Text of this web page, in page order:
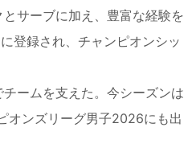
サーブに加え、豊富な経験を
登録され、チャンピオンシッ
ームを支えた。今シーズンは
オンズリーグ男子2026にも出